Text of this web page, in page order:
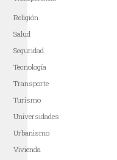
Religión
Salud
Seguridad
Tecnología
Transporte
Turismo
Universidades
Urbanismo
Vivienda